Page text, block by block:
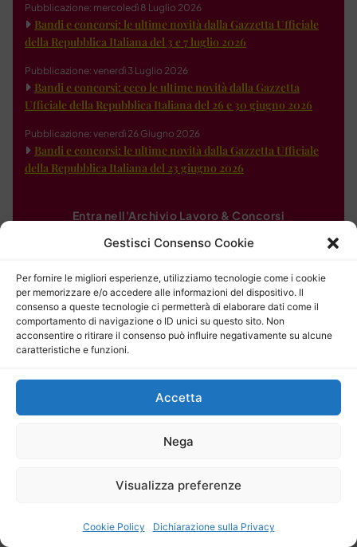
Gestisci Consenso Cookie
Per fornire le migliori esperienze, utilizziamo tecnologie come i cookie
per memorizzare e/o accedere alle informazioni del dispositivo. Il
consenso a queste tecnologie ci permetterà di elaborare dati come il
comportamento di navigazione o ID unici su questo sito. Non
acconsentire o ritirare il consenso può influire negativamente su alcune
caratteristiche e funzioni.
Accetta
Nega
Visualizza preferenze
Cookie Policy Dichiarazione sulla Privacy
Pubblicazione: mercoledì 8 Luglio 2026
Bandi e concorsi: le ultime novità dalla Gazzetta Ufficiale
della Repubblica Italiana del 3 e 7 luglio 2026
Pubblicazione: venerdì 3 Luglio 2026
Bandi e concorsi: ecco le ultime novità dalla Gazzetta
Ufficiale della Repubblica Italiana del 26 e 30 giugno 2026
Pubblicazione: venerdì 26 Giugno 2026
Bandi e concorsi: le ultime novità dalla Gazzetta Ufficiale
della Repubblica Italiana del 23 giugno 2026
Entra nell'Archivio Lavoro & Concorsi